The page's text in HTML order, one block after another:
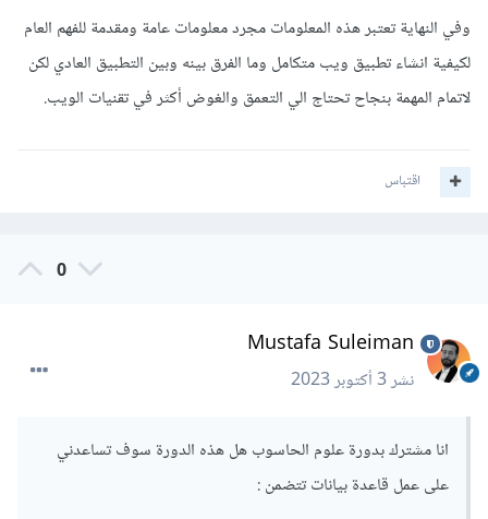
وفي النهاية تعتبر هذه المعلومات مجرد معلومات عامة ومقدمة للفهم العام
لكيفية انشاء تطبيق ويب متكامل وما الفرق بينه وبين التطبيق العادي لكن
لاتمام المهمة بنجاح تحتاج الي التعمق والغوض أكثر في تقنيات الويب.
اقتباس
0
Mustafa Suleiman
نشر3 أكتوبر 2023
انا مشترك بدورة علوم الحاسوب هل هذه الدورة سوف تساعدني
على عمل قاعدة بيانات تتضمن